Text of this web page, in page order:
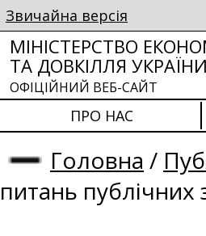
Звичайна версія
МІНІСТЕРСТВО
ТА ДОВКІЛЛЯ УКРАЇНИ
ОФІЦІЙНИЙ ВЕБ-САЙТ
ПРО НАС
Головна /
питань публічних